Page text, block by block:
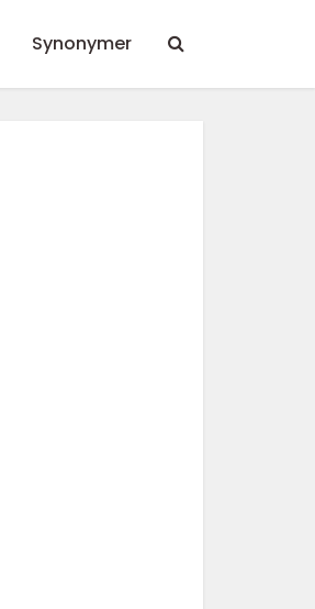
Synonymer